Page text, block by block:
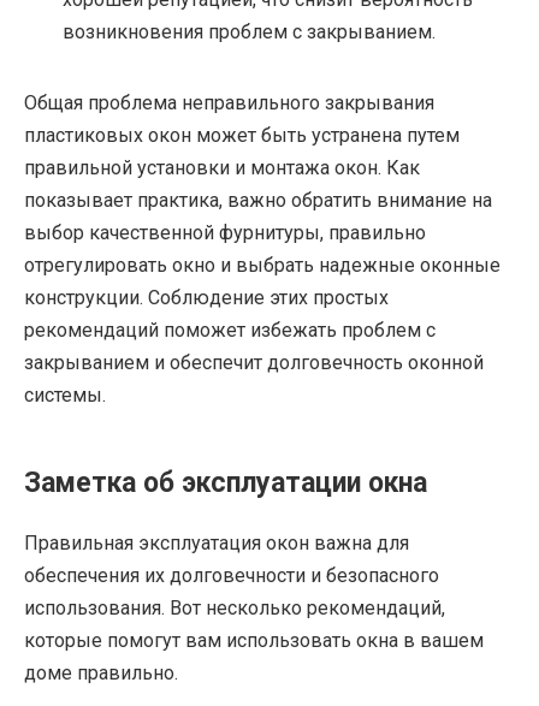
возникновения проблем с закрыванием.
Общая проблема неправильного закрывания
пластиковых окон может быть устранена путем
правильной установки и монтажа окон. Как
показывает практика, важно обратить внимание на
выбор качественной фурнитуры, правильно
отрегулировать окно и выбрать надежные оконные
конструкции. Соблюдение этих простых
рекомендаций поможет избежать проблем с
закрыванием и обеспечит долговечность оконной
системы.
Заметка об эксплуатации окна
Правильная эксплуатация окон важна для
обеспечения их долговечности и безопасного
использования. Вот несколько рекомендаций,
которые помогут вам использовать окна в вашем
доме правильно.